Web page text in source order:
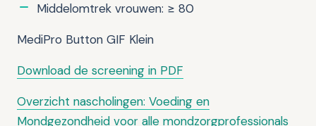
Middelomtrek vrouwen: ≥ 80
MediPro Button GIF Klein
Download de screening in PDF
Overzicht nascholingen: Voeding en
Mondgezondheid voor alle mondzorgprofessionals